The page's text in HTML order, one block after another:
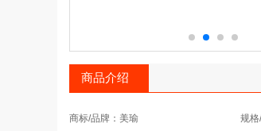
商品介绍
商标/品牌：美瑜 规